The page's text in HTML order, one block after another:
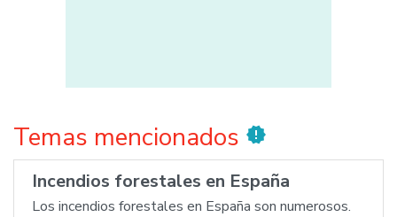
Temas mencionados new_releases
Incendios forestales en España
Los incendios forestales en España son numerosos.